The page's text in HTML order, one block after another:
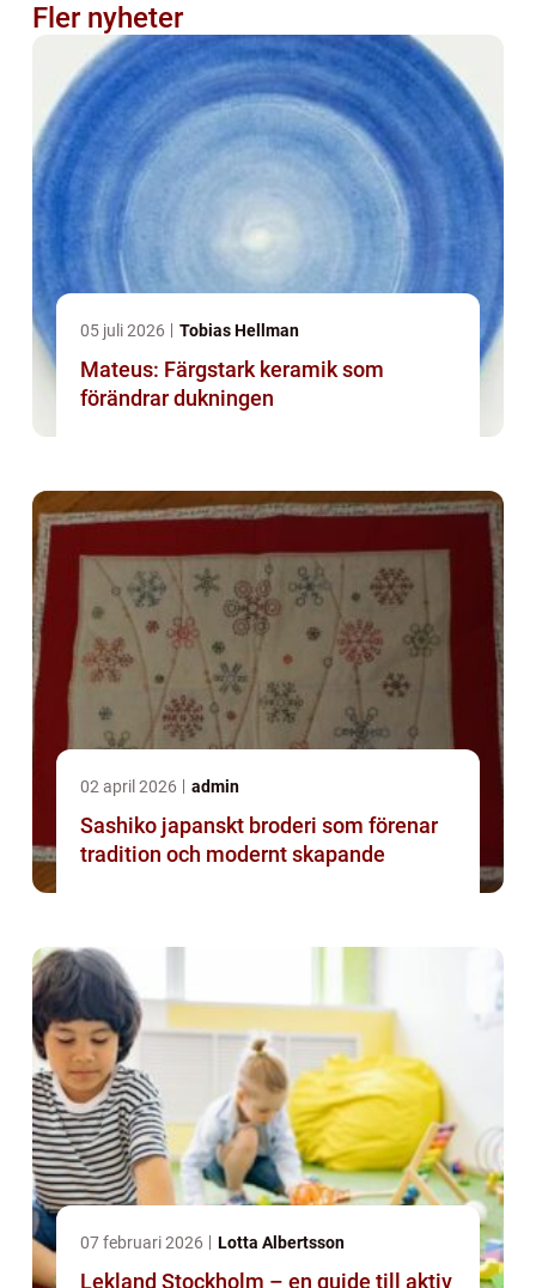
Fler nyheter
05 juli 2026 Tobias Hellman
Mateus: Färgstark keramik som
förändrar dukningen
02 april 2026 admin
Sashiko japanskt broderi som förenar
tradition och modernt skapande
07 februari 2026 Lotta Albertsson
Lekland Stockholm – en guide till aktiv